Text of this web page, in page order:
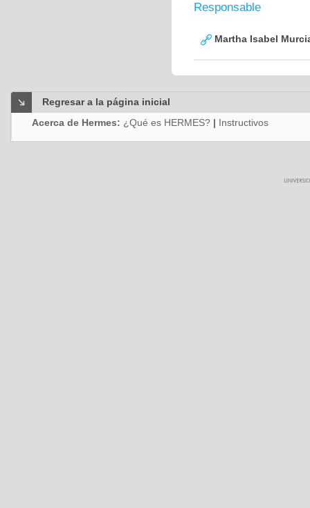
Responsable
Martha Isabel
Regresar a la página inicial
Acerca de Hermes: ¿Qué es HERMES? | Instructivos